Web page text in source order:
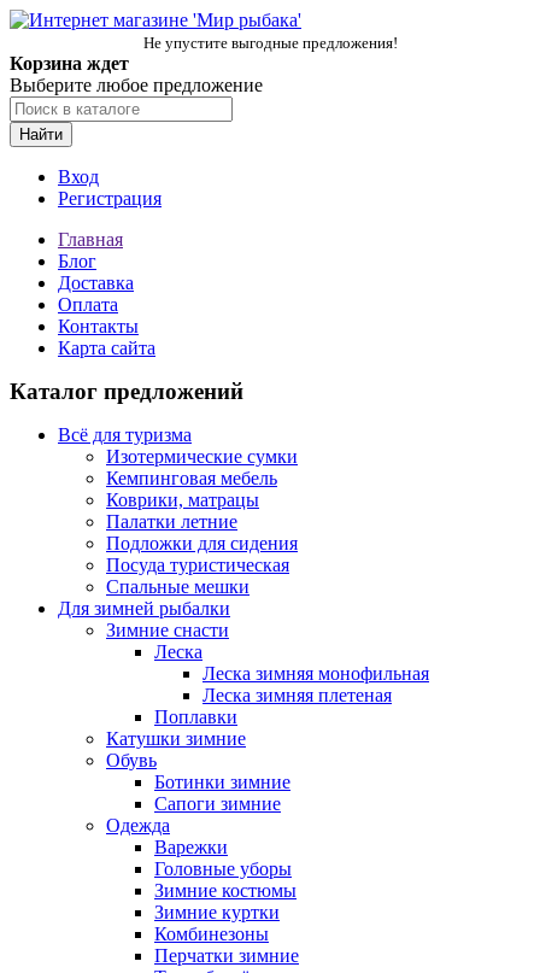
Не упустите выгодные предложения!
Корзина ждет
Выберите любое предложение
Найти
Вход
Регистрация
Главная
Блог
Доставка
Оплата
Контакты
Карта сайта
Каталог предложений
Всё для туризма
Изотермические сумки
Кемпинговая мебель
Коврики, матрацы
Палатки летние
Подложки для сидения
Посуда туристическая
Спальные мешки
Для зимней рыбалки
Зимние снасти
Леска
Леска зимняя монофильная
Леска зимняя плетеная
Поплавки
Катушки зимние
Обувь
Ботинки зимние
Сапоги зимние
Одежда
Варежки
Головные уборы
Зимние костюмы
Зимние куртки
Комбинезоны
Перчатки зимние